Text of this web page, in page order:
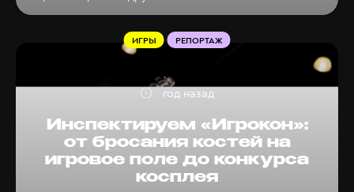
Инспектируем «Игрокон»:
от бросания костей на
игровое поле до конкурса
косплея
ИГРЫ РЕПОРТАЖ
год назад